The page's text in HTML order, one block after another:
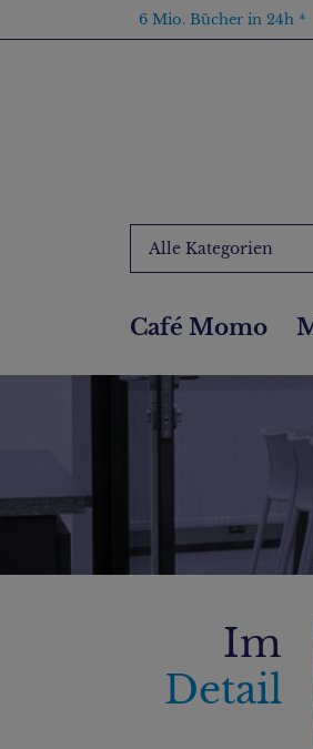
6 Mio. Bücher in 24h *
Alle Kategorien
Café Momo
Im
Detail